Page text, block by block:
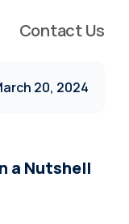
Contact Us
20, 2024
a Nutshell